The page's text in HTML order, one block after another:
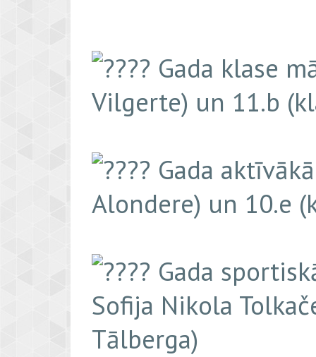
Gada klase
Vilgerte) un 11.b
Gada
Alondere) un 10.e
Gada
Sofija Nikola
Tālberga)